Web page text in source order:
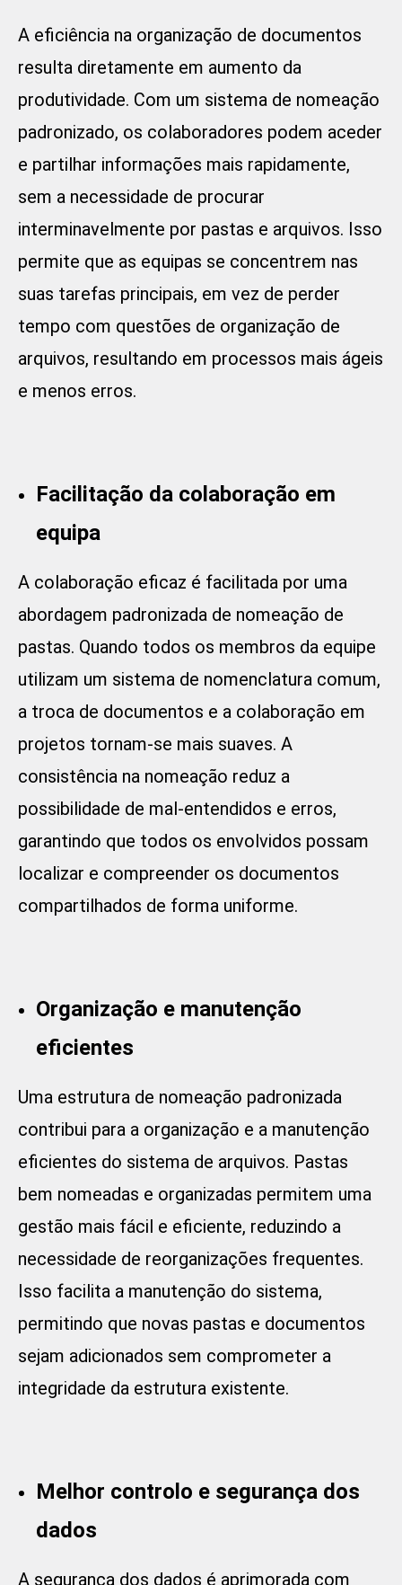
A eficiência na organização de documentos
resulta diretamente em aumento da
produtividade. Com um sistema de nomeação
padronizado, os colaboradores podem aceder
e partilhar informações mais rapidamente,
sem a necessidade de procurar
interminavelmente por pastas e arquivos. Isso
permite que as equipas se concentrem nas
suas tarefas principais, em vez de perder
tempo com questões de organização de
arquivos, resultando em processos mais ágeis
e menos erros.
Facilitação da colaboração em
equipa
A colaboração eficaz é facilitada por uma
abordagem padronizada de nomeação de
pastas. Quando todos os membros da equipe
utilizam um sistema de nomenclatura comum,
a troca de documentos e a colaboração em
projetos tornam-se mais suaves. A
consistência na nomeação reduz a
possibilidade de mal-entendidos e erros,
garantindo que todos os envolvidos possam
localizar e compreender os documentos
compartilhados de forma uniforme.
Organização e manutenção
eficientes
Uma estrutura de nomeação padronizada
contribui para a organização e a manutenção
eficientes do sistema de arquivos. Pastas
bem nomeadas e organizadas permitem uma
gestão mais fácil e eficiente, reduzindo a
necessidade de reorganizações frequentes.
Isso facilita a manutenção do sistema,
permitindo que novas pastas e documentos
sejam adicionados sem comprometer a
integridade da estrutura existente.
Melhor controlo e segurança dos
dados
A segurança dos dados é aprimorada com